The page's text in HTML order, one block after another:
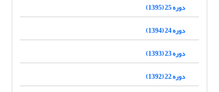
دوره 25 (1395)
دوره 24 (1394)
دوره 23 (1393)
دوره 22 (1392)